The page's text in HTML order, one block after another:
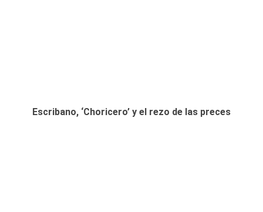
Escribano, ‘Choricero’ y el rezo de las preces